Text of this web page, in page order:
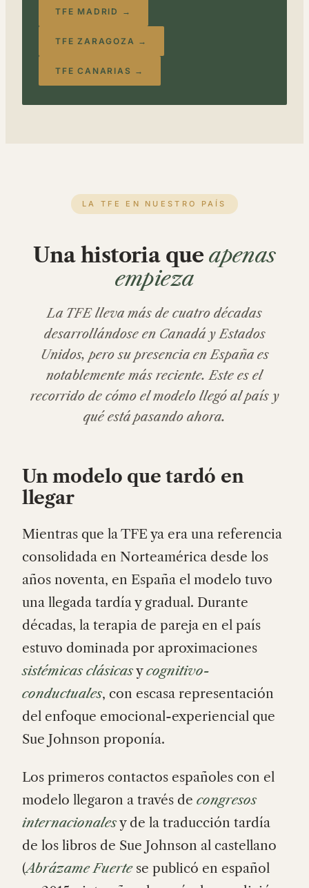
TFE MADRID →
TFE ZARAGOZA →
TFE CANARIAS →
LA TFE EN NUESTRO PAÍS
Una historia queapenas
empieza
La TFE lleva más de cuatro décadas
desarrollándose en Canadá y Estados
Unidos, pero su presencia en España es
notablemente más reciente. Este es el
recorrido de cómo el modelo llegó al país y
qué está pasando ahora.
Un modelo que tardó en
llegar
Mientras que la TFE ya era una referencia
consolidada en Norteamérica desde los
años noventa, en España el modelo tuvo
una llegada tardía y gradual. Durante
décadas, la terapia de pareja en el país
estuvo dominada por aproximaciones
sistémicas clásicasycognitivo-
conductuales, con escasa representación
del enfoque emocional-experiencial que
Sue Johnson proponía.
Los primeros contactos españoles con el
modelo llegaron a través de congresos
internacionalesy de la traducción tardía
de los libros de Sue Johnson al castellano
(Abrázame Fuertese publicó en español